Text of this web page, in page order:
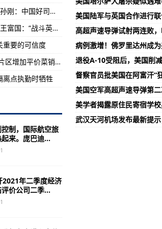
令 开学季面临难题
防控指挥部办公室2号公告！服务行业易感人员免费核酸
人员确诊间日疟病例
美国陆军与英国合作进行
高超声速导弹试射两连败
病例激增！佛罗里达州成
退役A-10受阻后，美国削
督察官员批美国在阿富汗“
美国空军高超声速导弹第
美学者揭露原住民寄宿学
武汉天河机场发布最新提
【崇德向善 见贤思齐 德耀中华】孙刚：中国好司机 平民英雄
【崇德向善 见贤思齐 德耀中华】王富国：“战斗英雄”的为民情怀
重要的可信度
海口头铺菜市场因疫情关闭 将在片区增加平价菜销售点
离点执勤时牺牲
制，国际航空旅
来。庞巴迪...
年二季度经济
价公司二季...